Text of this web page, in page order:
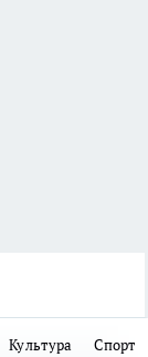
Культура Спорт